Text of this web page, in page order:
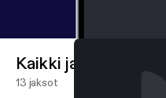
Kaikki jaksot
13 jaksot